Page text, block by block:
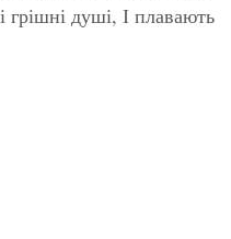
грішні душі, І плавають